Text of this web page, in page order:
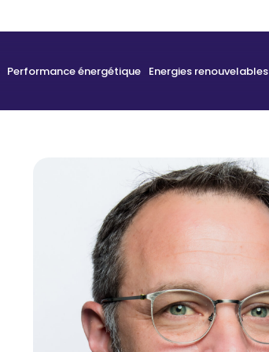
Performance énergétique Energies renouvelables